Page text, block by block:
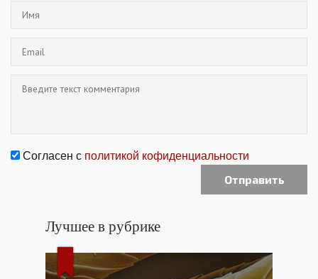
Согласен с политикой кофиденциальности
Лучшее в рубрике